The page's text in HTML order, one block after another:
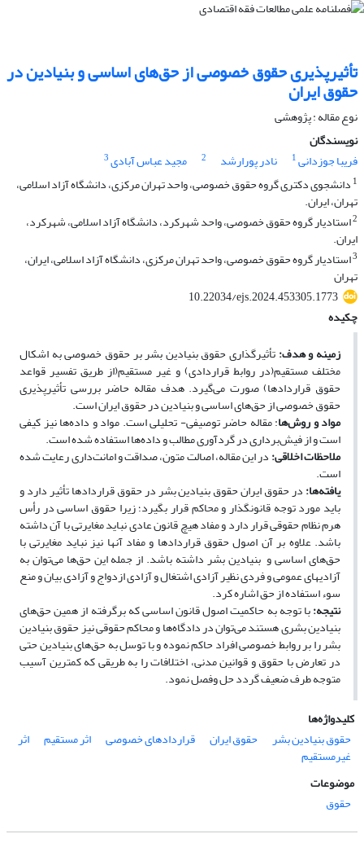
تأثیرپذیری حقوق خصوصی از حق‌های اساسی و بنیادین در
حقوق ایران
نوع مقاله : پژوهشی
نویسندگان
فریبا جوزدانی1 نادر پورارشد 2 مجید عباس آبادی3
1 دانشجوی دکتری گروه حقوق خصوصی، واحد تهران مرکزی، دانشگاه آزاد اسلامی،
تهران، ایران.
2استادیار گروه حقوق خصوصی، واحد شهرکرد، دانشگاه آزاد اسلامی، شهرکرد،
ایران.
3استادیار گروه حقوق خصوصی، واحد تهران مرکزی، دانشگاه آزاد اسلامی، ایران،
تهران
10.22034/ejs.2024.453305.1773
چکیده
زمینه و هدف:تأثیرگذاری حقوق بنیادین بشر بر حقوق خصوصی به اشکال
مختلف مستقیم(در روابط قراردادی) و غیر مستقیم(از طریق تفسیر قواعد
حقوق قراردادها) صورت می‌گیرد. هدف مقاله حاضر بررسی تأثیرپذیری
حقوق خصوصی از حق‌های اساسی و بنیادین در حقوق ایران است.
مواد و روش‌ها: مقاله حاضر توصیفی- تحلیلی است. مواد و داده‌ها نیز کیفی
است و از فیش‌برداری در گردآوری مطالب و داده‌ها استفاده‌ شده است.
ملاحظات اخلاقی:در این مقاله، اصالت متون، صداقت و امانت‌داری رعایت شده
است.
یافته‌ها:در حقوق ایران حقوق بنیادین بشر در حقوق قراردادها تأثیر دارد و
باید مورد توجه قانون­گذار و محاکم قرار بگیرد؛ زیرا حقوق اساسی در رأس
هرم نظام حقوقی قرار دارد و مفاد هیچ قانون عادی نباید مغایرتی با آن داشته
باشد. علاوه ­بر آن اصول حقوق قراردادها و مفاد آن­ها نیز نباید مغایرتی با
حق‌های اساسی و بنیادین بشر داشته باشد. از جمله این حق‌ها می‌توان به
آزادی­های عمومی و فردی نظیر آزادی اشتغال و آزادی ازدواج و آزادی بیان و منع
سوء استفاده از حق اشاره کرد.
نتیجه:با توجه به حاکمیت اصول قانون اساسی که برگرفته از همین حق‌های
بنیادین بشری هستند می‌توان در دادگاه‌ها و محاکم حقوقی نیز حقوق بنیادین
بشر را بر روابط خصوصی افراد حاکم نموده و با توسل به حق‌های بنیادین حتی
در تعارض با حقوق و قوانین مدنی، اختلافات را به طریقی که کمترین آسیب
متوجه طرف ضعیف گردد حل­ وفصل نمود.
کلیدواژه‌ها
حقوق بنیادین بشر
حقوق ایران قراردادهای خصوصی اثر مستقیم اثر
غیرمستقیم
موضوعات
حقوق